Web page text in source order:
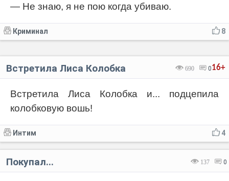
— Не знаю, я не пою когда убиваю.
8
Криминал
16+
690 0
Встретила Лиса Колобка
Встретила Лиса Колобка и... подцепила
колобковую вошь!
4
Интим
137 0
Покупал...